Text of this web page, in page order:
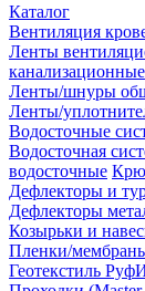
Каталог
Вентиляция
Ленты
канализационные
Ленты/шнуры
Ленты/
Водосточные
Водосточная
водосточные
Дефлекторы и
Дефлекторы
Козырьки и
Пленки/
Геотекстиль